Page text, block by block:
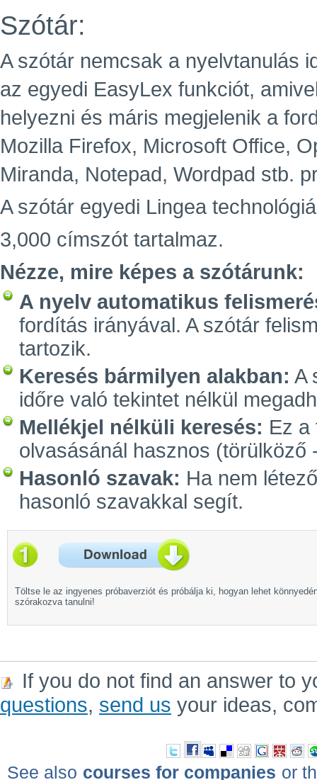
Szótár:
A szótár nemcsak a nyelvtanulás
az egyedi EasyLex funkciót,
helyezni és máris megjelenik a
Mozilla Firefox, Microsoft Office,
Miranda, Notepad, Wordpad stb.
A szótár egyedi Lingea
3,000 címszót tartalmaz.
Nézze, mire képes a szótárunk:
A nyelv automatikus
fordítás irányával. A szótár
tartozik.
Keresés bármilyen alakban: A
időre való tekintet nélkül
Mellékjel nélküli keresés: Ez a
olvasásánál hasznos (törülköző
Hasonló szavak: Ha nem
hasonló szavakkal segít.
Töltse le az ingyenes próbaverziót és próbálja ki, hogyan lehet
szórakozva tanulni!
If you do not find an answer to
questions, send us your ideas,
See also courses for companies or